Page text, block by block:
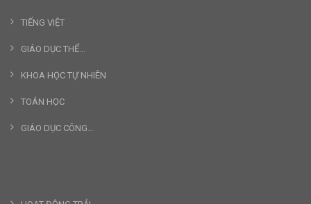
TIẾNG VIỆT
GIÁO DỤC THỂ...
KHOA HỌC TỰ NHIÊN
TOÁN HỌC
GIÁO DỤC CÔNG...